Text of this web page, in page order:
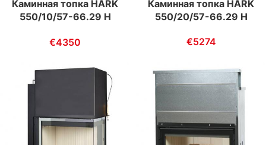
Каминная топка HARK
550/10/57-66.29 H
€4350
Каминная топка HARK
550/20/57-66.29 H
€5274